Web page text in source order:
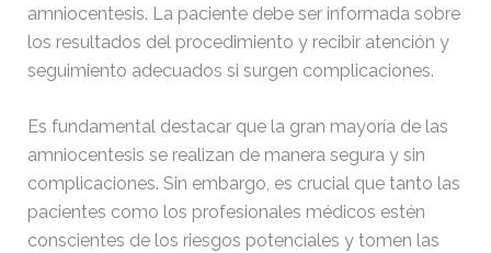
amniocentesis. La paciente debe ser informada sobre
los resultados del procedimiento y recibir atención y
seguimiento adecuados si surgen complicaciones.
Es fundamental destacar que la gran mayoría de las
amniocentesis se realizan de manera segura y sin
complicaciones. Sin embargo, es crucial que tanto las
pacientes como los profesionales médicos estén
conscientes de los riesgos potenciales y tomen las